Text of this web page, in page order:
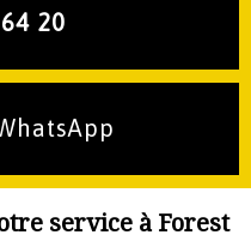
20
service à Forest